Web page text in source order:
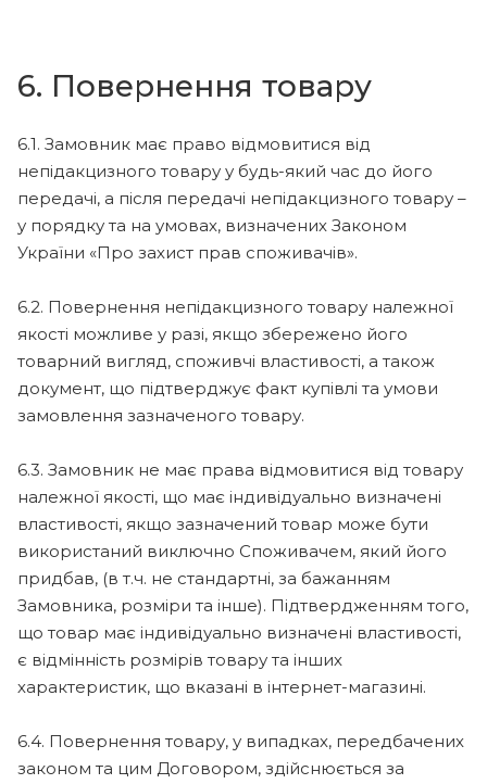
6. Повернення товару
6.1. Замовник має право відмовитися від
непідакцизного товару у будь-який час до його
передачі, а після передачі непідакцизного товару –
у порядку та на умовах, визначених Законом
України «Про захист прав споживачів».
6.2. Повернення непідакцизного товару належної
якості можливе у разі, якщо збережено його
товарний вигляд, споживчі властивості, а також
документ, що підтверджує факт купівлі та умови
замовлення зазначеного товару.
6.3. Замовник не має права відмовитися від товару
належної якості, що має індивідуально визначені
властивості, якщо зазначений товар може бути
використаний виключно Споживачем, який його
придбав, (в т.ч. не стандартні, за бажанням
Замовника, розміри та інше). Підтвердженням того,
що товар має індивідуально визначені властивості,
є відмінність розмірів товару та інших
характеристик, що вказані в інтернет-магазині.
6.4. Повернення товару, у випадках, передбачених
законом та цим Договором, здійснюється за